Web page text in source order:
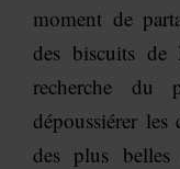
moment de
des biscuits
recherche
dépoussiérer
des plus belles